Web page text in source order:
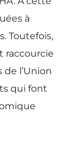
à
Toutefois,
raccourcie
l’Union
qui font